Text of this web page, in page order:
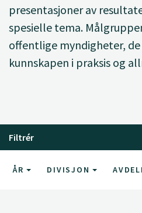
presentasjoner av
spesielle tema.
offentlige myndigheter,
kunnskapen i praksis og
Filtrér
ÅR DIVISJON